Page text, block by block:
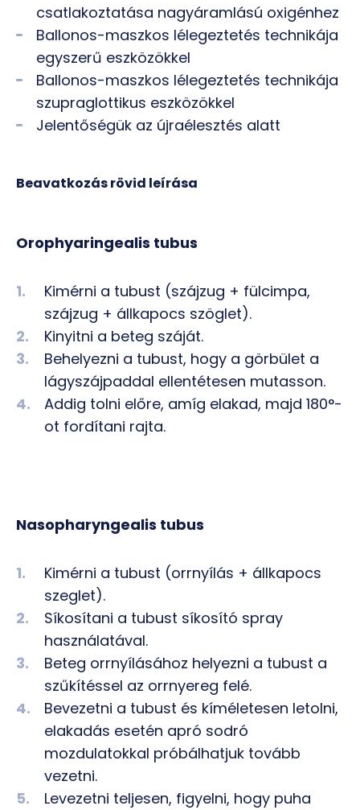
csatlakoztatása nagyáramlású oxigénhez
Ballonos-maszkos lélegeztetés technikája
egyszerű eszközökkel
Ballonos-maszkos lélegeztetés technikája
szupraglottikus eszközökkel
Jelentőségük az újraélesztés alatt
Beavatkozás rövid leírása
Orophyaringealis tubus
Kimérni a tubust (szájzug + fülcimpa,
szájzug + állkapocs szöglet).
Kinyitni a beteg száját.
Behelyezni a tubust, hogy a görbület a
lágyszájpaddal ellentétesen mutasson.
Addig tolni előre, amíg elakad, majd 180°-
ot fordítani rajta.
Nasopharyngealis tubus
Kimérni a tubust (orrnyílás + állkapocs
szeglet).
Síkosítani a tubust síkosító spray
használatával.
Beteg orrnyílásához helyezni a tubust a
szűkítéssel az orrnyereg felé.
Bevezetni a tubust és kíméletesen letolni,
elakadás esetén apró sodró
mozdulatokkal próbálhatjuk tovább
vezetni.
Levezetni teljesen, figyelni, hogy puha